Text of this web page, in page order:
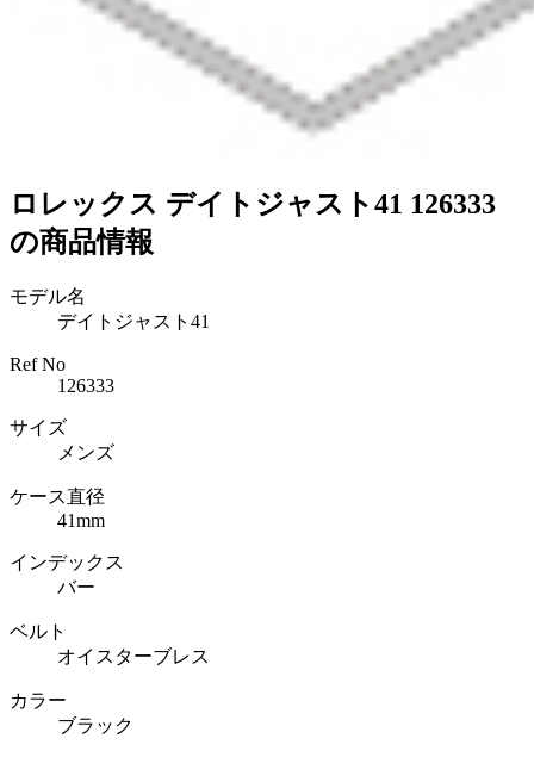
ロレックス デイトジャスト41 126333
の商品情報
モデル名
デイトジャスト41
Ref No
126333
サイズ
メンズ
ケース直径
41mm
インデックス
バー
ベルト
オイスターブレス
カラー
ブラック